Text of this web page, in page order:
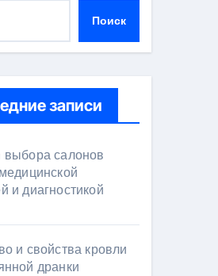
Поиск
записи
выбора салонов
и диагностикой
и свойства кровли
дранки